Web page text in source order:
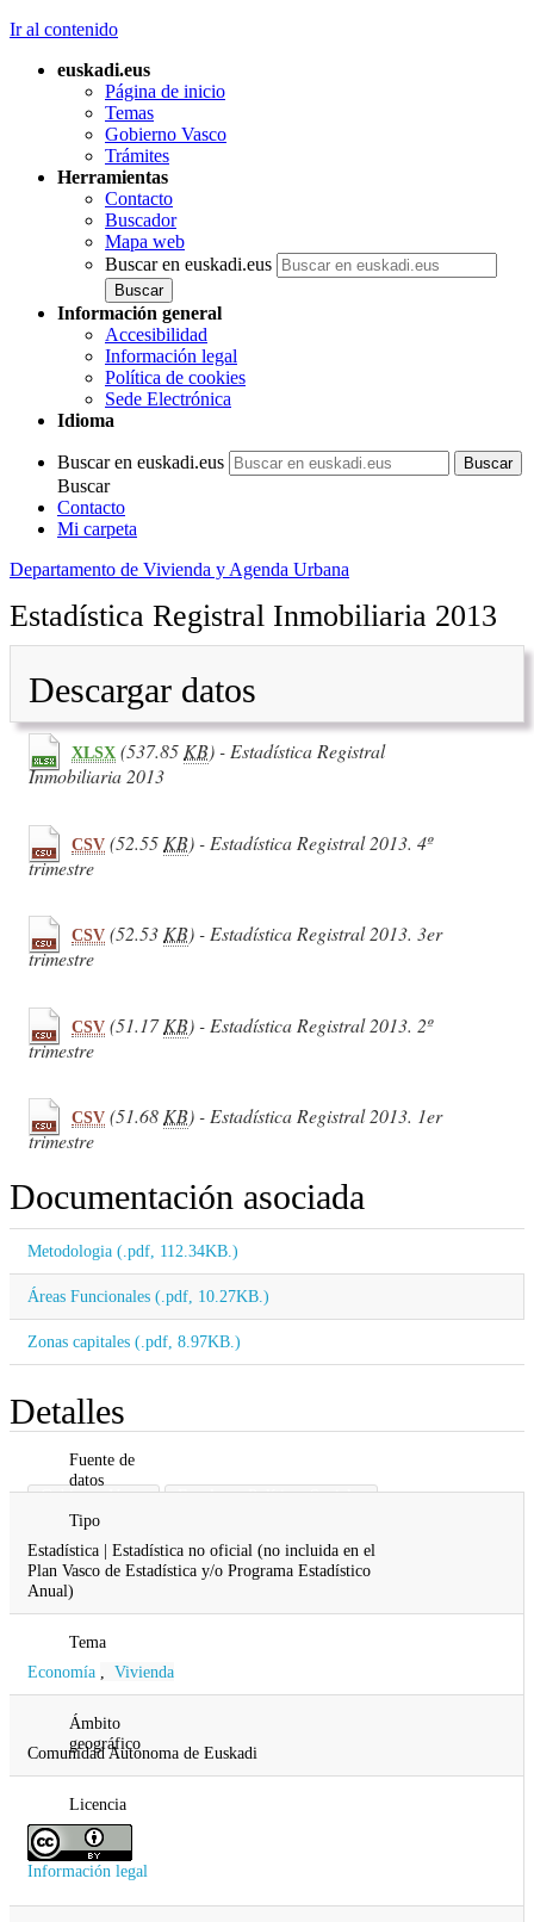
Ir al contenido
euskadi.eus
Página de inicio
Temas
Gobierno Vasco
Trámites
Herramientas
Contacto
Buscador
Mapa web
Buscar en euskadi.eus
Información general
Accesibilidad
Información legal
Política de cookies
Sede Electrónica
Idioma
Buscar en euskadi.eus
Buscar
Contacto
Mi carpeta
Departamento de Vivienda y Agenda Urbana
Estadística Registral Inmobiliaria 2013
Descargar datos
XLSX (537.85KB) - Estadística Registral
Inmobiliaria 2013
CSV (52.55 KB) - Estadística Registral 2013. 4º
trimestre
CSV (52.53 KB) - Estadística Registral 2013. 3er
trimestre
CSV (51.17KB) - Estadística Registral 2013. 2º
trimestre
CSV (51.68 KB) - Estadística Registral 2013. 1er
trimestre
Documentación asociada
Metodologia (.pdf, 112.34KB.)
Áreas Funcionales (.pdf, 10.27KB.)
Zonas capitales (.pdf, 8.97KB.)
Detalles
Fuente de
datos
Gobierno Vasco Empleo y Políticas Sociales
Tipo
Estadística | Estadística no oficial (no incluida en el
Plan Vasco de Estadística y/o Programa Estadístico
Anual)
Tema
Economía
Vivienda
Ámbito
geográfico
Comunidad Autonoma de Euskadi
Licencia
Información legal